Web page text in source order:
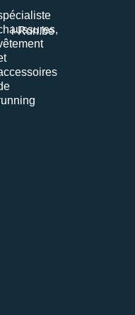
i-Run.be